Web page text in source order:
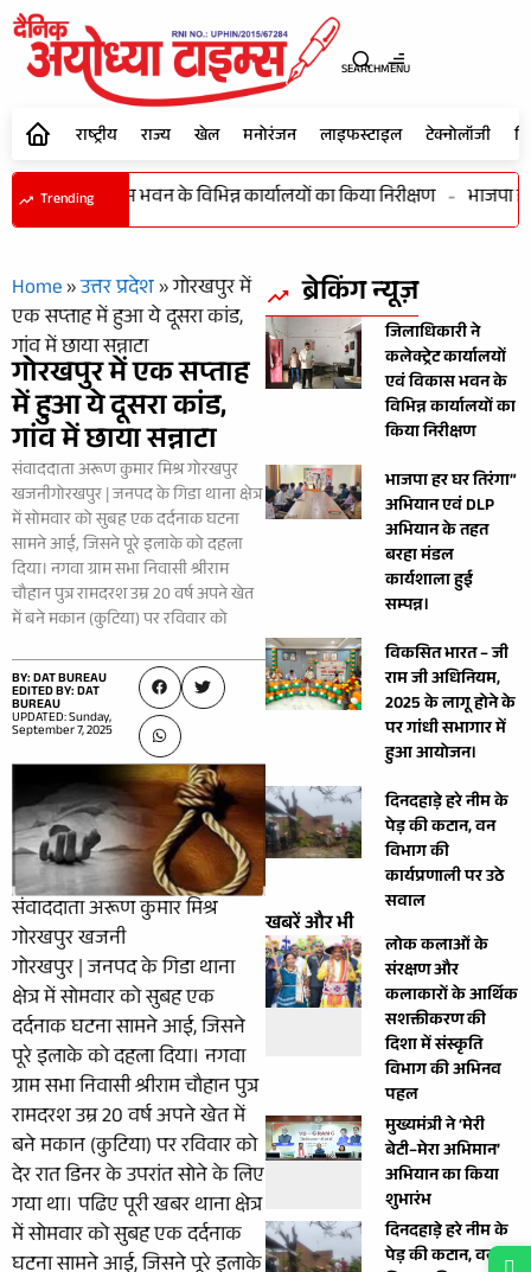
SEARCHMENU
राष्ट्रीय राज्य खेल मनोरंजन लाइफस्टाइल टेक्नोलॉजी
Trending
एवं विकास भवन के विभिन्न कार्यालयों का किया निरीक्षण - भाजपा हर
Home»उत्तर प्रदेश»गोरखपुर में
एक सप्ताह में हुआ ये दूसरा कांड,
गांव में छाया सन्नाटा
गोरखपुर में एक सप्ताह
में हुआ ये दूसरा कांड,
गांव में छाया सन्नाटा
संवाददाता अरूण कुमार मिश्र गोरखपुर
खजनीगोरखपुर | जनपद के गिडा थाना क्षेत्र
में सोमवार को सुबह एक दर्दनाक घटना
सामने आई, जिसने पूरे इलाके को दहला
दिया। नगवा ग्राम सभा निवासी श्रीराम
चौहान पुत्र रामदरश उम्र 20 वर्ष अपने खेत
में बने मकान (कुटिया) पर रविवार को
BY: DAT BUREAU
EDITED BY: DAT
BUREAU
UPDATED: Sunday,
September 7, 2025
संवाददाता अरूण कुमार मिश्र
गोरखपुर खजनी
गोरखपुर | जनपद के गिडा थाना
क्षेत्र में सोमवार को सुबह एक
दर्दनाक घटना सामने आई, जिसने
पूरे इलाके को दहला दिया। नगवा
ग्राम सभा निवासी श्रीराम चौहान पुत्र
रामदरश उम्र 20 वर्ष अपने खेत में
बने मकान (कुटिया) पर रविवार को
देर रात डिनर के उपरांत सोने के लिए
गया था। पढिए पूरी खबर थाना क्षेत्र
में सोमवार को सुबह एक दर्दनाक
ब्रेकिंग न्यूज़
जिलाधिकारी ने
कलेक्ट्रेट कार्यालयों
एवं विकास भवन के
विभिन्न कार्यालयों का
किया निरीक्षण
भाजपा हर घर तिरंगा”
अभियान एवं DLP
अभियान के तहत
बरहा मंडल
कार्यशाला हुई
सम्पन्न।
विकसित भारत – जी
राम जी अधिनियम,
2025 के लागू होने के
पर गांधी सभागार में
हुआ आयोजन।
दिनदहाड़े हरे नीम के
पेड़ की कटान, वन
विभाग की
कार्यप्रणाली पर उठे
सवाल
खबरें और भी
लोक कलाओं के
संरक्षण और
कलाकारों के आर्थिक
सशक्तीकरण की
दिशा में संस्कृति
विभाग की अभिनव
पहल
मुख्यमंत्री ने ‘मेरी
बेटी–मेरा अभिमान’
अभियान का किया
शुभारंभ
दिनदहाड़े हरे नीम के
पेड़ की कटान, वन